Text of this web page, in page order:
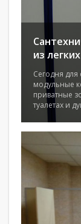
из
Сегодня для
модульные
приватные
туалетах и